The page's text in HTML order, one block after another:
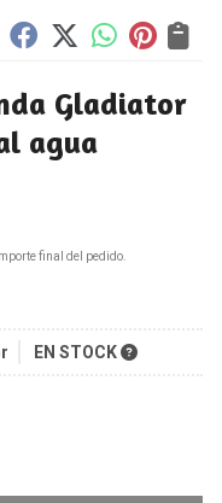
Gladiator
agua
final del pedido.
EN STOCK